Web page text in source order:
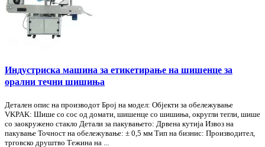
Индустриска машина за етикетирање на шишенце за
орални течни шишиња
Детален опис на производот Број на модел: Објекти за обележување
VKPAK: Шише со сос од домати, шишенце со шишиња, округли тегли, шише
со заокружено стакло Детали за пакувањето: Дрвена кутија Извоз на
пакување Точност на обележување: ± 0,5 мм Тип на бизнис: Производител,
трговско друштво Тежина на ...